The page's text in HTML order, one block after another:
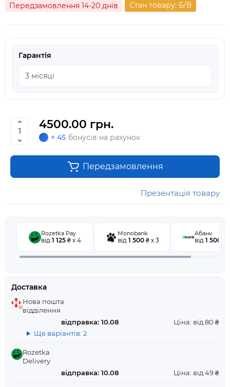
Передзамовлення 14-20 днів
Стан товару: Б/В
Гарантія
4500.00 грн.
+ 45 бонусів на рахунок
Передзамовлення
Презентація товару
Rozetka Pay
від 1 125 ₴ x 4
Monobank
від 1 500₴ x 3
Абанк
від 1 500
Доставка
Нова пошта
відділення
відправка: 10.08
Ціна: від 80 ₴
Ще варіантів: 2
Rozetka
Delivery
відправка: 10.08
Ціна: від 49 ₴